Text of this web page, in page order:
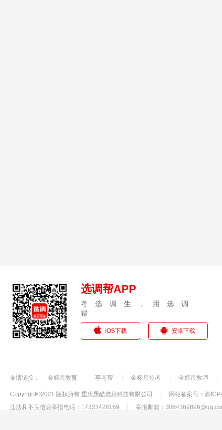
选调帮APP
考选调生，用选调
帮
IOS下载 安卓下载
友情链接： 金标尺教育 事考帮 金标尺公考 金标尺教师
Copyright©2021 版权所有 重庆题酷信息科技有限公司
网站备案号：渝
违法和不良信息举报电话：17323428169
举报邮箱：